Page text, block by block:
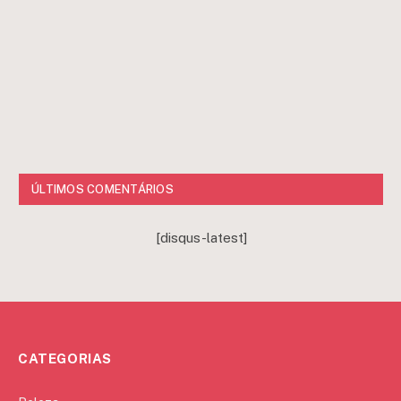
ÚLTIMOS COMENTÁRIOS
[disqus-latest]
CATEGORIAS